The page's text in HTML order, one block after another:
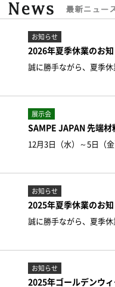
お知らせ
2026年夏季休業のお
誠に勝手ながら、夏季
展示会
SAMPE JAPAN 先端
12月3日（水）～5日（
お知らせ
2025年夏季休業のお
誠に勝手ながら、夏季
お知らせ
2025年ゴールデンウ